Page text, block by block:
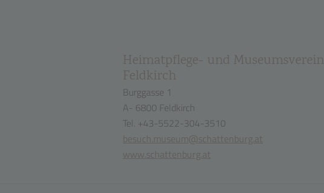
Heimatpflege- und Museumsverein
Feldkirch
Burggasse 1
A- 6800 Feldkirch
Tel. +43-5522-304-3510
besuch.museum@schattenburg.at
www.schattenburg.at